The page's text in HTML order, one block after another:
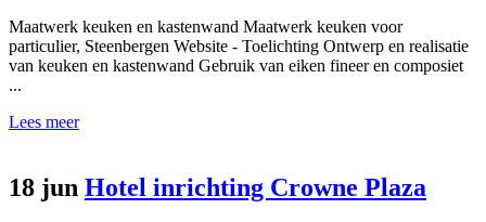
Maatwerk keuken en kastenwand Maatwerk keuken voor
particulier, Steenbergen Website - Toelichting Ontwerp en realisatie
van keuken en kastenwand Gebruik van eiken fineer en composiet
...
Lees meer
18 jun Hotel inrichting Crowne Plaza